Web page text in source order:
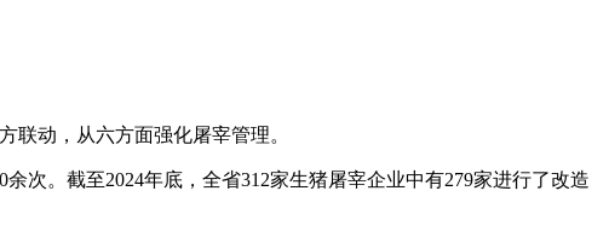
动，从六方面强化屠宰管理。
。截至2024年底，全省312家生猪屠宰企业中有279家进行了改造